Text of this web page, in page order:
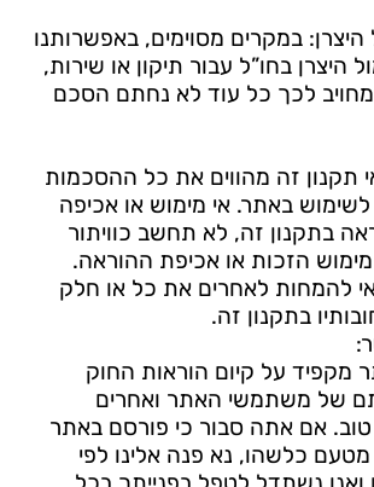
היצרן: במקרים מסוימים, באפשרותנו
היצרן בחו”ל עבור תיקון או שירות,
מחויב לכך כל עוד לא נחתם הסכם
תקנון זה מהווים את כל ההסכמות
לשימוש באתר. אי מימוש או אכיפה
בתקנון זה, לא תחשב כוויתור
הזכות או אכיפת ההוראה.
להמחות לאחרים את כל או חלק
בתקנון זה.
מקפיד על קיום הוראות החוק
של משתמשי האתר ואחרים
אם אתה סבור כי פורסם באתר
כלשהו, נא פנה אלינו לפי